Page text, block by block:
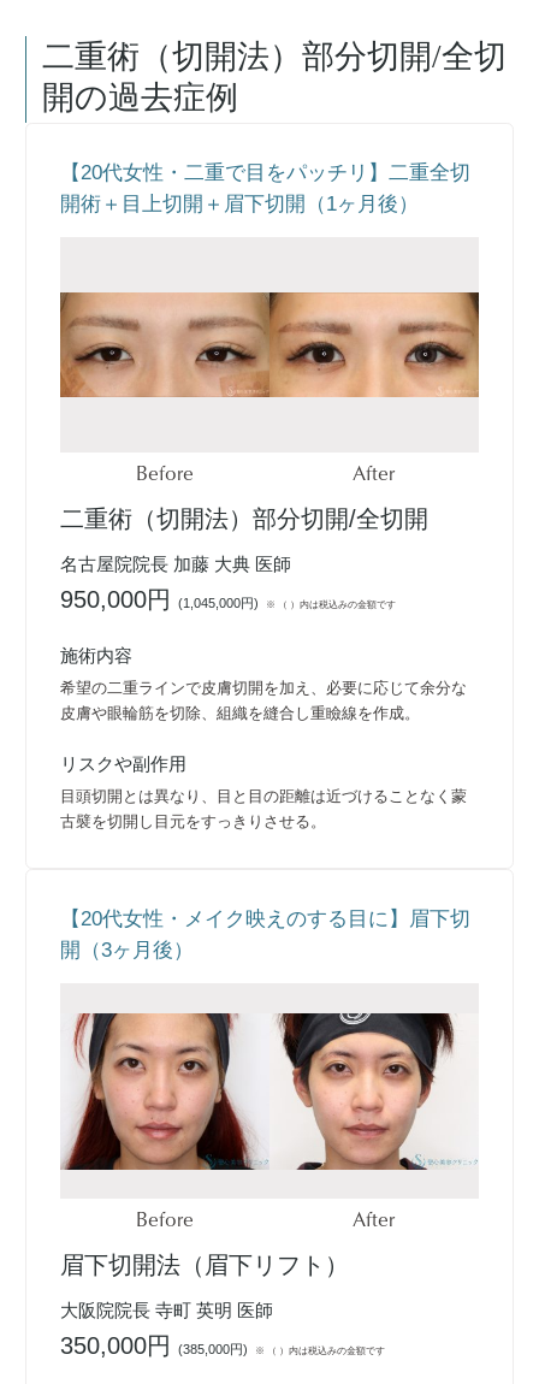
二重術（切開法）部分切開/全切
開の過去症例
【20代女性・二重で目をパッチリ】二重全切
開術＋目上切開＋眉下切開（1ヶ月後）
Before After
二重術（切開法）部分切開/全切開
名古屋院院長 加藤 大典 医師
950,000円(1,045,000円) ※ （ ）内は税込みの金額です
施術内容
希望の二重ラインで皮膚切開を加え、必要に応じて余分な
皮膚や眼輪筋を切除、組織を縫合し重瞼線を作成。
リスクや副作用
目頭切開とは異なり、目と目の距離は近づけることなく蒙
古襞を切開し目元をすっきりさせる。
【20代女性・メイク映えのする目に】眉下切
開（3ヶ月後）
Before After
眉下切開法（眉下リフト）
大阪院院長 寺町 英明 医師
350,000円(385,000円) ※ （ ）内は税込みの金額です